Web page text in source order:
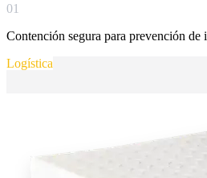
01
Contención segura para prevención de
Logística